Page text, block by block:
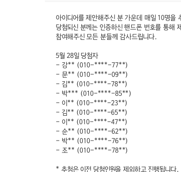
아이디어를 제안해주신 분 가운데 매일 10명
당첨되신 분께는 인증하신 핸드폰 번호를 통
참여해주신 모든 분들께 감사드립니다.
5월 28일 당첨자
- 강** (010-****-77**)
- 문** (010-****-09**)
- 김** (010-****-78**)
- 박*** (010-****-85**)
- 이** (010-****-23**)
- 김** (010-****-65**)
- 이** (010-****-47**)
- 순** (010-****-62**)
- 박** (010-****-76**)
- 조** (010-****-78**)
* 추첨은 이전 당첨인원을 제외하고 진행됩니다.